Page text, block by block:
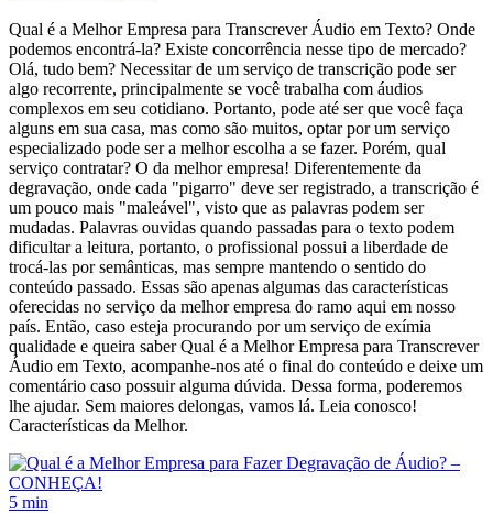
Qual é a Melhor Empresa para Transcrever Áudio em Texto? Onde
podemos encontrá-la? Existe concorrência nesse tipo de mercado?
Olá, tudo bem? Necessitar de um serviço de transcrição pode ser
algo recorrente, principalmente se você trabalha com áudios
complexos em seu cotidiano. Portanto, pode até ser que você faça
alguns em sua casa, mas como são muitos, optar por um serviço
especializado pode ser a melhor escolha a se fazer. Porém, qual
serviço contratar? O da melhor empresa! Diferentemente da
degravação, onde cada "pigarro" deve ser registrado, a transcrição é
um pouco mais "maleável", visto que as palavras podem ser
mudadas. Palavras ouvidas quando passadas para o texto podem
dificultar a leitura, portanto, o profissional possui a liberdade de
trocá-las por semânticas, mas sempre mantendo o sentido do
conteúdo passado. Essas são apenas algumas das características
oferecidas no serviço da melhor empresa do ramo aqui em nosso
país. Então, caso esteja procurando por um serviço de exímia
qualidade e queira saber Qual é a Melhor Empresa para Transcrever
Áudio em Texto, acompanhe-nos até o final do conteúdo e deixe um
comentário caso possuir alguma dúvida. Dessa forma, poderemos
lhe ajudar. Sem maiores delongas, vamos lá. Leia conosco!
Características da Melhor.
5 min